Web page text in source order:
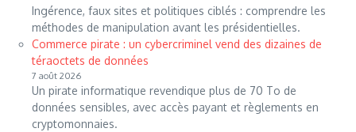
Ingérence, faux sites et politiques ciblés : comprendre les
méthodes de manipulation avant les présidentielles.
Commerce pirate : un cybercriminel vend des dizaines de
téraoctets de données
7 août 2026
Un pirate informatique revendique plus de 70 To de
données sensibles, avec accès payant et règlements en
cryptomonnaies.